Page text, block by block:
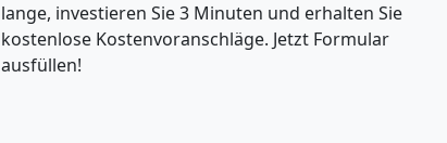
lange, investieren Sie 3 Minuten und erhalten Sie
kostenlose Kostenvoranschläge. Jetzt Formular
ausfüllen!